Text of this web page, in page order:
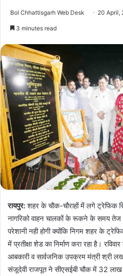
Bol Chhattisgarh Web Desk 20 April,
3 minutes read
रायपुर:शहर के चौक-चौराहों में लगे ट्रेफिक
नागरिको वाहन चालकों के रूकने के समय तेज
परेशानी नही होगी क्योंकि निगम शहर के
में प्रतीक्षा शेड का निर्माण करा रहा है।
आबकारी व सार्वजनिक उपक्रम मंत्री श्री
संजूदेवी राजपूत ने सीएसईबी चौक में 32